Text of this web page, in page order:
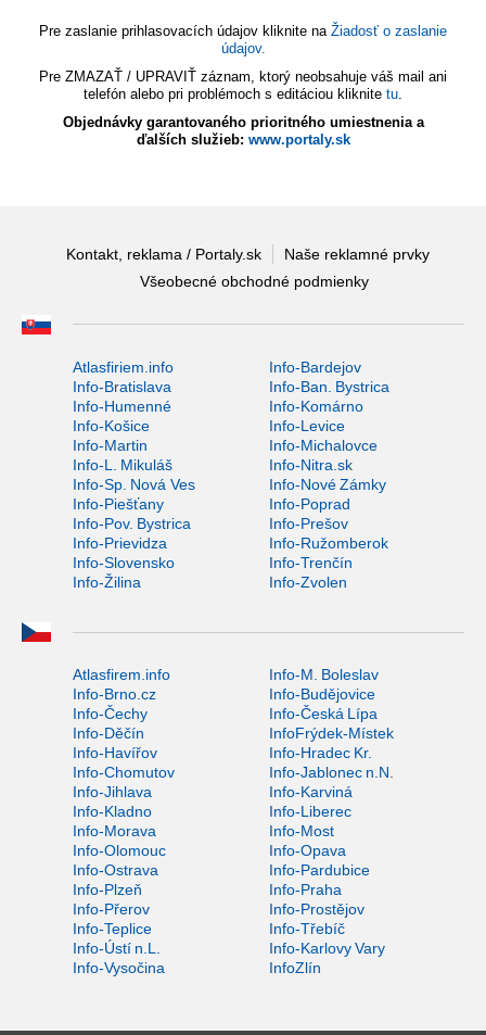
Pre zaslanie prihlasovacích údajov kliknite na Žiadosť o zaslanie
údajov.
Pre ZMAZAŤ / UPRAVIŤ záznam, ktorý neobsahuje váš mail ani
telefón alebo pri problémoch s editáciou kliknite tu.
Objednávky garantovaného prioritného umiestnenia a
ďalších služieb: www.portaly.sk
Kontakt, reklama / Portaly.sk
Naše reklamné prvky
Všeobecné obchodné podmienky
Atlasfiriem.info
Info-Bardejov
Info-Bratislava
Info-Ban. Bystrica
Info-Humenné
Info-Komárno
Info-Košice
Info-Levice
Info-Martin
Info-Michalovce
Info-L. Mikuláš
Info-Nitra.sk
Info-Sp. Nová Ves
Info-Nové Zámky
Info-Piešťany
Info-Poprad
Info-Pov. Bystrica
Info-Prešov
Info-Prievidza
Info-Ružomberok
Info-Slovensko
Info-Trenčín
Info-Žilina
Info-Zvolen
Atlasfirem.info
Info-M. Boleslav
Info-Brno.cz
Info-Budějovice
Info-Čechy
Info-Česká Lípa
Info-Děčín
InfoFrýdek-Místek
Info-Havířov
Info-Hradec Kr.
Info-Chomutov
Info-Jablonec n.N.
Info-Jihlava
Info-Karviná
Info-Kladno
Info-Liberec
Info-Morava
Info-Most
Info-Olomouc
Info-Opava
Info-Ostrava
Info-Pardubice
Info-Plzeň
Info-Praha
Info-Přerov
Info-Prostějov
Info-Teplice
Info-Třebíč
Info-Ústí n.L.
Info-Karlovy Vary
Info-Vysočina
InfoZlín